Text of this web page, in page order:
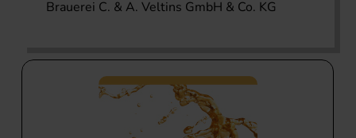
Brauerei C. & A. Veltins GmbH & Co. KG